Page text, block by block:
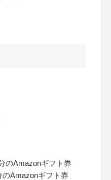
のAmazonギフト券
Amazonギフト券